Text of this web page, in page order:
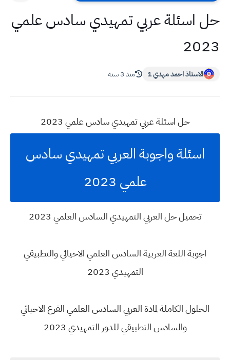
حل اسئلة عربي تمهيدي سادس علمي
2023
الاستاذ احمد مهدي 1 منذ 3 سنة
حل اسئلة عربي تمهيدي سادس علمي 2023
اسئلة واجوبة العربي تمهيدي سادس
علمي 2023
تحميل حل العربي التمهيدي السادس العلمي 2023
اجوبة اللغة العربية السادس العلمي الاحيائي والتطبيقي
التمهيدي 2023
الحلول الكاملة لمادة العربي السادس العلمي الفرع الاحيائي
والسادس التطبيقي للدور التمهيدي 2023